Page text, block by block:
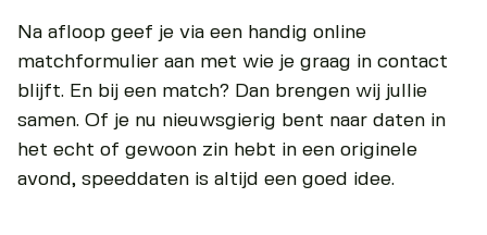
Na afloop geef je via een handig online
matchformulier aan met wie je graag in contact
blijft. En bij een match? Dan brengen wij jullie
samen. Of je nu nieuwsgierig bent naar daten in
het echt of gewoon zin hebt in een originele
avond, speeddaten is altijd een goed idee.